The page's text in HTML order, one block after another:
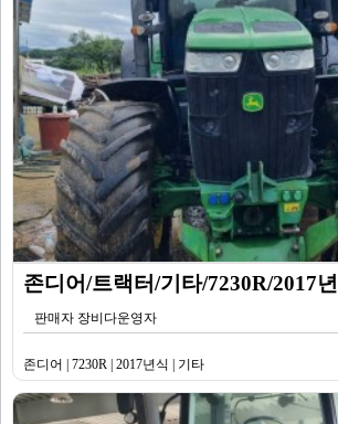
존디어/트랙터/기타/7230R/2017
판매자 장비다운영자
존디어 | 7230R | 2017년식 | 기타